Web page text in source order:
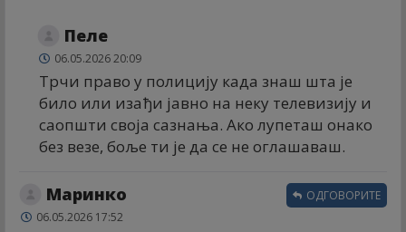
Пеле
06.05.2026 20:09
Трчи право у полицију када знаш шта је
било или изађи јавно на неку телевизију и
саопшти своја сазнања. Ако лупеташ онако
без везе, боље ти је да се не оглашаваш.
Маринко
06.05.2026 17:52
ОДГОВОРИТЕ